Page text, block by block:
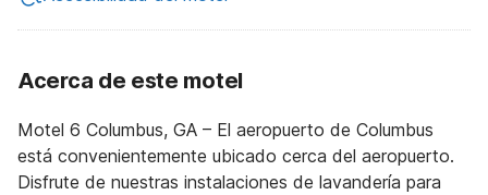
Acerca de este motel
Motel 6 Columbus, GA – El aeropuerto de Columbus
está convenientemente ubicado cerca del aeropuerto.
Disfrute de nuestras instalaciones de lavandería para